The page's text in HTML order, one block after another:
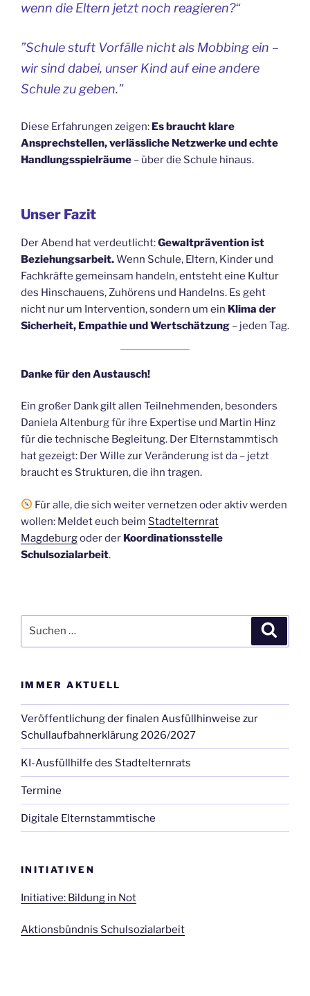
wenn die Eltern jetzt noch reagieren?“
”Schule stuft Vorfälle nicht als Mobbing ein –
wir sind dabei, unser Kind auf eine andere
Schule zu geben.”
Diese Erfahrungen zeigen: Es braucht klare
Ansprechstellen, verlässliche Netzwerke und echte
Handlungsspielräume – über die Schule hinaus.
Unser Fazit
Der Abend hat verdeutlicht:Gewaltprävention ist
Beziehungsarbeit.Wenn Schule, Eltern, Kinder und
Fachkräfte gemeinsam handeln, entsteht eine Kultur
des Hinschauens, Zuhörens und Handelns. Es geht
nicht nur um Intervention, sondern um ein Klima der
Sicherheit, Empathie und Wertschätzung – jeden Tag.
Danke für den Austausch!
Ein großer Dank gilt allen Teilnehmenden, besonders
Daniela Altenburg für ihre Expertise und Martin Hinz
für die technische Begleitung. Der Elternstammtisch
hat gezeigt: Der Wille zur Veränderung ist da – jetzt
braucht es Strukturen, die ihn tragen.
Für alle, die sich weiter vernetzen oder aktiv werden
wollen: Meldet euch beim Stadtelternrat
Magdeburgoder der Koordinationsstelle
Schulsozialarbeit.
nach:
IMMER AKTUELL
Veröffentlichung der finalen Ausfüllhinweise zur
Schullaufbahnerklärung 2026/2027
KI-Ausfüllhilfe des Stadtelternrats
Termine
Digitale Elternstammtische
INITIATIVEN
Initiative: Bildung in Not
Aktionsbündnis Schulsozialarbeit